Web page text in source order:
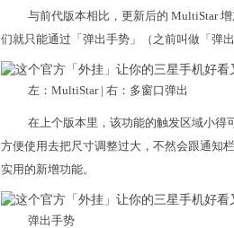
与前代版本相比，更新后的 MultiStar
们就只能通过「弹出手势」（之前叫做「弹
左：MultiStar | 右：多窗口弹出
在上个版本里，该功能的触发区域小得
方便使用去把尺寸调整过大，不然会跟通知
实用的新增功能。
弹出手势